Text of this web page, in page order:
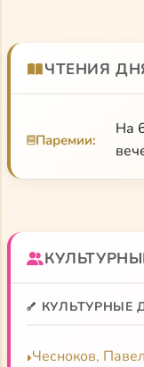
ЧТЕНИЯ
Паремии:
На
КУЛЬТУРНЫЕ
Чесноков,